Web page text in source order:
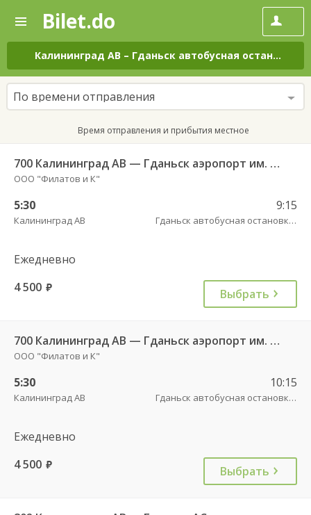
—
Поиск
и
покупка
билетов
на
автобус
онлайн
Bilet.do
Калининград АВ – Гданьск автобусная остановка АВ , ул. 3 Мая, 12
По времени отправления
Время отправления и прибытия местное
700 Калининград АВ — Гданьск аэропорт им. Леха Валенсы
ООО "Филатов и К"
5:30
Калининград АВ
9:15
Гданьск автобусная остановка АВ , ул. 3 Мая, 12
Ежедневно
4 500 руб. Выбрать
700 Калининград АВ — Гданьск аэропорт им. Леха Валенсы
ООО "Филатов и К"
5:30
Калининград АВ
10:15
Гданьск автобусная остановка АВ , ул. 3 Мая, 12
Ежедневно
4 500 руб. Выбрать